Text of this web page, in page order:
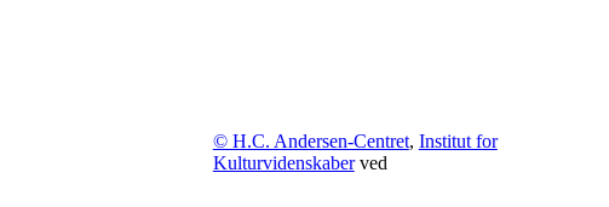
© H.C. Andersen-Centret, Institut for
Kulturvidenskaberved